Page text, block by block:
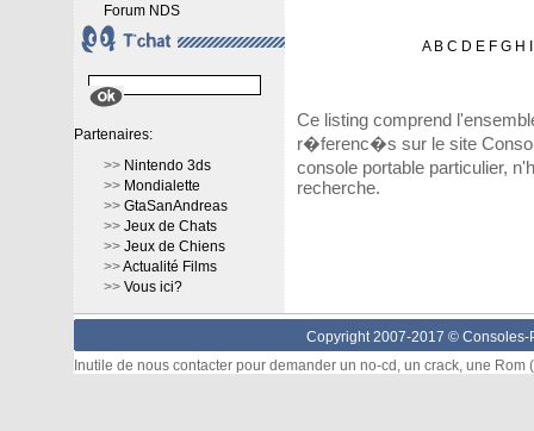
Forum NDS
Partenaires:
>> Nintendo 3ds
>> Mondialette
>> GtaSanAndreas
>> Jeux de Chats
>> Jeux de Chiens
>>Actualité Films
>> Vous ici?
A B C D E F G H
Ce listing comprend
r�ferenc�s sur le site
console portable particulier,
recherche.
Copyright 2007-2017 © Consoles-
Inutile de nous contacter pour demander un no-cd, un crack, une